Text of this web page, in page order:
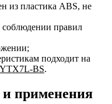
из пластика ABS, не
правил
подходит на
YTX7L-BS.
применения